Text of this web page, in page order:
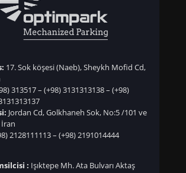
17. Sok köşesi (Naeb), Sheykh Mofid Cd,
313517– (+98) 3131313138– (+98)
Jordan Cd, Golkhaneh Sok, No:5 /101 ve
İran
2128111113– (+98) 2191014444
: Işıktepe Mh. Ata Bulvarı Aktaş